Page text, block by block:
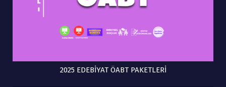
2025 EDEBİYAT ÖABT PAKETLERİ